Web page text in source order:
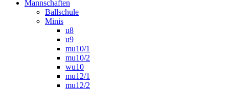
Mannschaften
Ballschule
Minis
u8
u9
mu10/1
mu10/2
wu10
mu12/1
mu12/2